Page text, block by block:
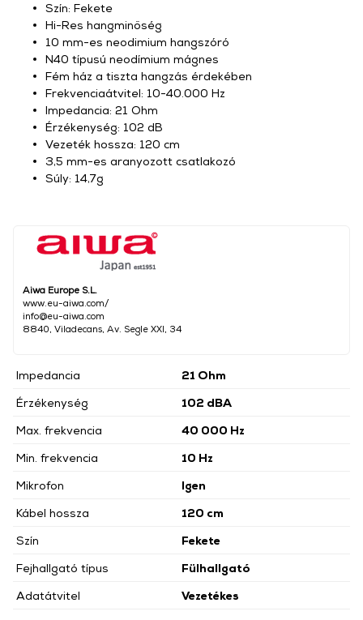
Aiwa Europe S.L.
www.eu-aiwa.com/
info@eu-aiwa.com
8840, Viladecans, Av. Segle XXI, 34
Impedancia
21 Ohm
Érzékenység
102 dBA
Max. frekvencia
40 000 Hz
Min. frekvencia
10 Hz
Mikrofon
Igen
Kábel hossza
120 cm
Szín
Fekete
Fejhallgató típus
Fülhallgató
Adatátvitel
Vezetékes
Szín: Fekete
Hi-Res hangminőség
10 mm-es neodimium hangszóró
N40 típusú neodímium mágnes
Fém ház a tiszta hangzás érdekében
Frekvenciaátvitel: 10-40.000 Hz
Impedancia: 21 Ohm
Érzékenység: 102 dB
Vezeték hossza: 120 cm
3,5 mm-es aranyozott csatlakozó
Súly: 14,7g